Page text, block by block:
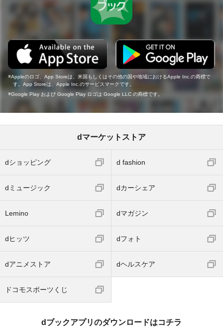
Appleのロゴ、App Storeは、米国もしくはその他の国や地域におけるApple Inc.の商標で
す。App Storeは、Apple Inc.のサービスマークです。
Google Play および Google Play ロゴは Google LLC の商標です。
dマーケットストア
dショッピング d fashion
dミュージック dカーシェア
Lemino dマガジン
dヒッツ dフォト
dアニメストア dヘルスケア
ドコモスポーツくじ
dブックアプリのダウンロードはコチラ